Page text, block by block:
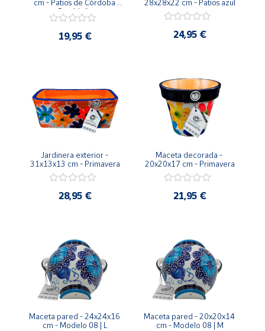
cm - Patios de Córdoba
Rambleña
19,95 €
28x28x22 cm - Patios azul
24,95 €
Jardinera exterior -
31x13x13 cm - Primavera
28,95 €
Maceta decorada -
20x20x17 cm - Primavera
21,95 €
Maceta pared - 24x24x16
cm - Modelo 08 | L
Maceta pared - 20x20x14
cm - Modelo 08 | M